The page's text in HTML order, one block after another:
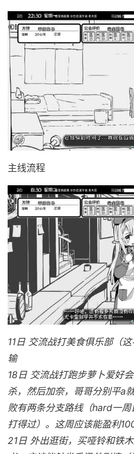
主线流程
11日 交流战打美食俱乐部（
输
18日 交流战打跑步萝卜爱好
杀，然后加奈，哥哥分别平a
败有两条分支路线（hard一
打得过）。这周应该能盈利
21日 外出逛街，买哑铃和铁